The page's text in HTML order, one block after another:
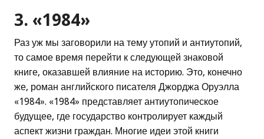
3. «1984»
Раз уж мы заговорили на тему утопий и антиутопий,
то самое время перейти к следующей знаковой
книге, оказавшей влияние на историю. Это, конечно
же, роман английского писателя Джорджа Оруэлла
«1984». «1984» представляет антиутопическое
будущее, где государство контролирует каждый
аспект жизни граждан. Многие идеи этой книги